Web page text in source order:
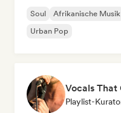
Soul Afrikanische Musik
Urban Pop
Vocals That
Playlist-